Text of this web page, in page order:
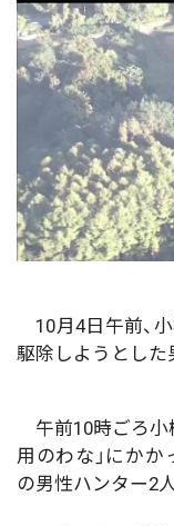
10月4日午前、
駆除しようとした
午前10時ごろ小
用のわな」にか
の男性ハンター2